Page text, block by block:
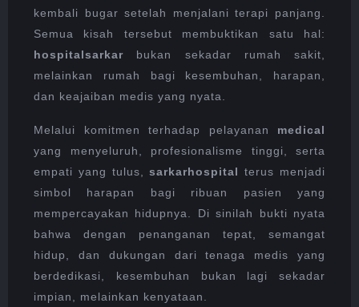
kembali bugar setelah menjalani terapi panjang.
Semua kisah tersebut membuktikan satu hal:
hospitalsarkar bukan sekadar rumah sakit,
melainkan rumah bagi kesembuhan, harapan,
dan keajaiban medis yang nyata.
Melalui komitmen terhadap pelayanan medical
yang menyeluruh, profesionalisme tinggi, serta
empati yang tulus,sarkarhospital terus menjadi
simbol harapan bagi ribuan pasien yang
mempercayakan hidupnya. Di sinilah bukti nyata
bahwa dengan penanganan tepat, semangat
hidup, dan dukungan dari tenaga medis yang
berdedikasi, kesembuhan bukan lagi sekadar
impian, melainkan kenyataan.